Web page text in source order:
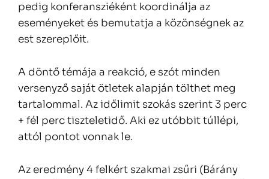
pedig konferansziéként koordinálja az
eseményeket és bemutatja a közönségnek az
est szereplőit.
A döntő témája a reakció, e szót minden
versenyző saját ötletek alapján tölthet meg
tartalommal. Az időlimit szokás szerint 3 perc
+ fél perc tiszteletidő. Aki ez utóbbit túllépi,
attól pontot vonnak le.
Az eredmény 4 felkért szakmai zsűri (Bárány